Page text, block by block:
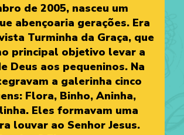
de 2005, nasceu um
abençoaria gerações. Era
Turminha da Graça, que
principal objetivo levar a
Deus aos pequeninos. Na
a galerinha cinco
Flora, Binho, Aninha,
Eles formavam uma
louvar ao Senhor Jesus.